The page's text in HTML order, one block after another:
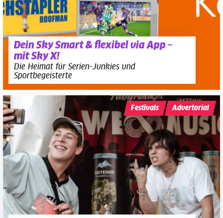
Dein Sky Smart & flexibel via App –
mit Sky X!
Die Heimat für Serien-Junkies und
Sportbegeisterte
Festivals Advertorial